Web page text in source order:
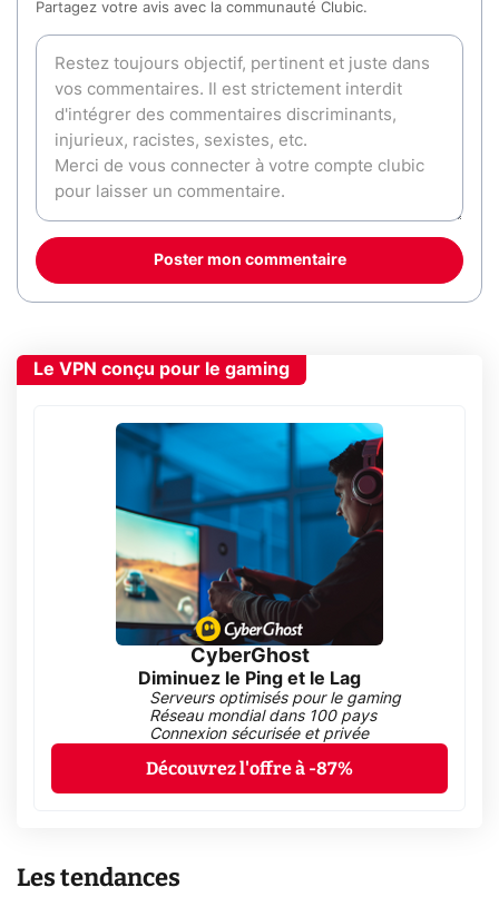
Partagez votre avis avec la communauté Clubic.
Poster mon commentaire
Le VPN conçu pour le gaming
CyberGhost
Diminuez le Ping et le Lag
Serveurs optimisés pour le gaming
Réseau mondial dans 100 pays
Connexion sécurisée et privée
Découvrez l'offre à -87%
Les tendances